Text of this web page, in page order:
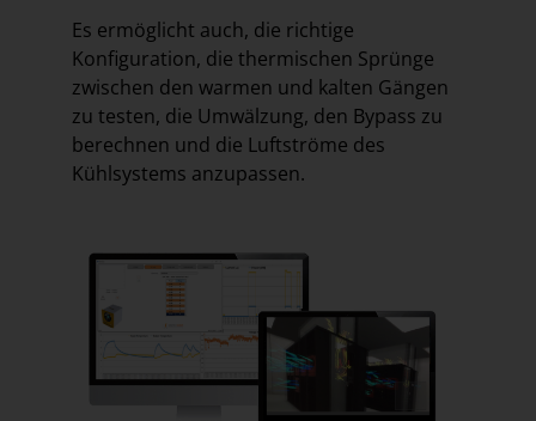
Es ermöglicht auch, die richtige
Konfiguration, die thermischen Sprünge
zwischen den warmen und kalten Gängen
zu testen, die Umwälzung, den Bypass zu
berechnen und die Luftströme des
Kühlsystems anzupassen.